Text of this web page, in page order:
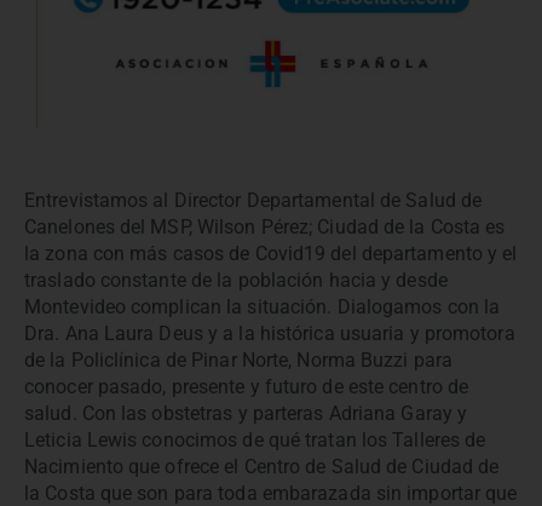
Entrevistamos al Director Departamental de Salud de
Canelones del MSP, Wilson Pérez; Ciudad de la Costa es
la zona con más casos de Covid19 del departamento y el
traslado constante de la población hacia y desde
Montevideo complican la situación. Dialogamos con la
Dra. Ana Laura Deus y a la histórica usuaria y promotora
de la Policlínica de Pinar Norte, Norma Buzzi para
conocer pasado, presente y futuro de este centro de
salud. Con las obstetras y parteras Adriana Garay y
Leticia Lewis conocimos de qué tratan los Talleres de
Nacimiento que ofrece el Centro de Salud de Ciudad de
la Costa que son para toda embarazada sin importar que